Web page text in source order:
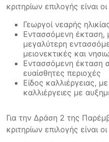
κριτηρίων επιλογής είναι
Γεωργοί νεαρής
Εντασσόμενη έκταση,
μεγαλύτερη
μειονεκτικές και
Εντασσόμενη έκταση
ευαίσθητες περιοχές
Είδος καλλιέργειας,
καλλιέργειες με
Για την Δράση 2 της
κριτηρίων επιλογής είναι